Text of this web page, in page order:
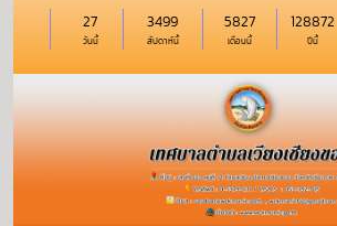
วันนี้
27
สัปดาห์นี้
3499
เดือนนี้
5827
ปีนี้
128872